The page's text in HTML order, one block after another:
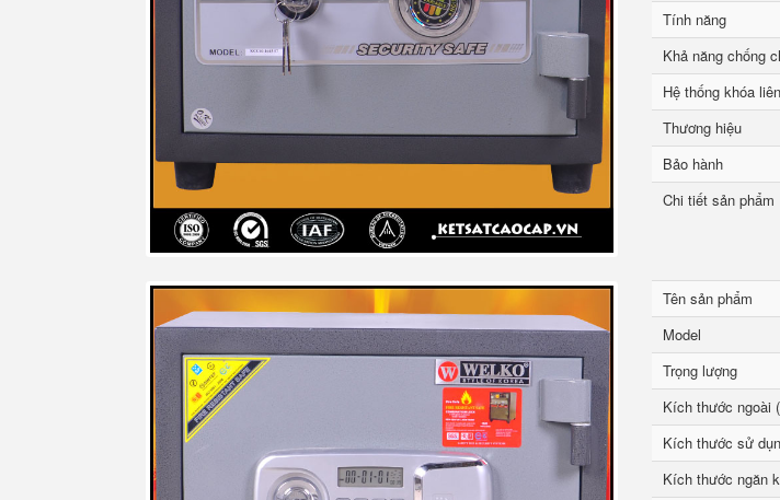
Tính năng
Khả năng chống
Hệ thống khóa
Thương hiệu
Bảo hành
Chi tiết sản phẩm
Tên sản phẩm
Model
Trọng lượng
Kích thước ngoài
Kích thước sử
Kích thước ngăn